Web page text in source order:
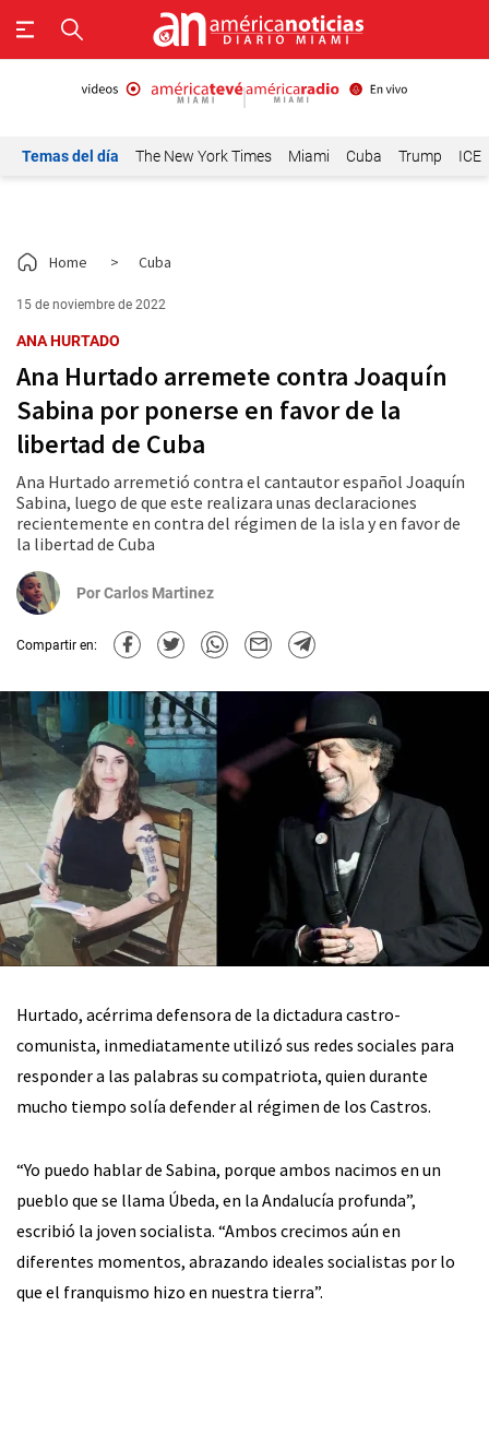
Temas del día The New York Times Miami Cuba Trump ICE
Home > Cuba
15 de noviembre de 2022
ANA HURTADO
Ana Hurtado arremete contra Joaquín
Sabina por ponerse en favor de la
libertad de Cuba
Ana Hurtado arremetió contra el cantautor español Joaquín
Sabina, luego de que este realizara unas declaraciones
recientemente en contra del régimen de la isla y en favor de
la libertad de Cuba
PorCarlos Martinez
Compartir en:
Hurtado, acérrima defensora de la dictadura castro-
comunista, inmediatamente utilizó sus redes sociales para
responder a las palabras su compatriota, quien durante
mucho tiempo solía defender al régimen de los Castros.
“Yo puedo hablar de Sabina, porque ambos nacimos en un
pueblo que se llama Úbeda, en la Andalucía profunda”,
escribió la joven socialista. “Ambos crecimos aún en
diferentes momentos, abrazando ideales socialistas por lo
que el franquismo hizo en nuestra tierra”.